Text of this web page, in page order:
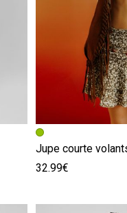
Image précédente
Image suivante
Jupe courte
32.99€